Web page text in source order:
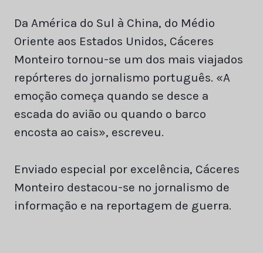
Da América do Sul à China, do Médio
Oriente aos Estados Unidos, Cáceres
Monteiro tornou-se um dos mais viajados
repórteres do jornalismo português. «A
emoção começa quando se desce a
escada do avião ou quando o barco
encosta ao cais», escreveu.
Enviado especial por excelência, Cáceres
Monteiro destacou-se no jornalismo de
informação e na reportagem de guerra.